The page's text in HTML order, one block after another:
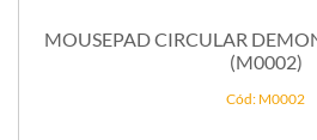
MOUSEPAD CIRCULAR
(M0002)
Cód: M0002